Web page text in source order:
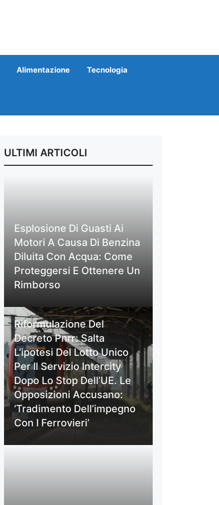
Alimentazione Tecnologia
ULTIMI ARTICOLI
Esplosione Di Guasti Ai
Motori A Causa Di Benzina
Diluita Con Acqua: Come
Proteggersi E Ottenere Un
Rimborso
Riformulazione Del
Decreto Pnrr: Salta
L’ipotesi Del Lotto Unico
Per Il Servizio Intercity
Dopo Lo Stop Dell’UE. Le
Opposizioni Accusano:
‘Tradimento Dell’impegno
Con I Ferrovieri’